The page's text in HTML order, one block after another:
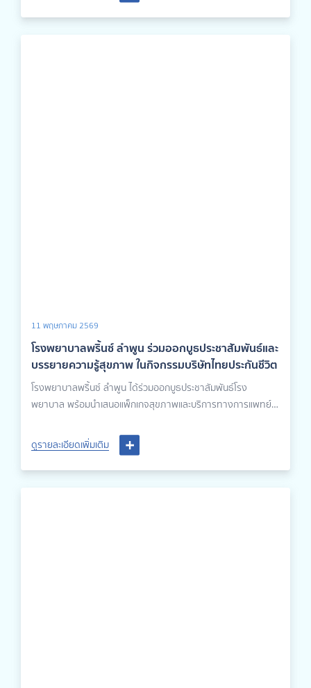
11 พฤษภาคม 2569
โรงพยาบาลพริ้นซ์ ลำพูน ร่วมออกบูธประชาสัมพันธ์และ
บรรยายความรู้สุขภาพ ในกิจกรรมบริษัทไทยประกันชีวิต
โรงพยาบาลพริ้นซ์ ลำพูน ได้ร่วมออกบูธประชาสัมพันธ์โรง
พยาบาล พร้อมนำเสนอแพ็กเกจสุขภาพและบริการทางการแพทย์
ดูแลสุขภาพเชิงป้องกันให้แก่ผู้ร่วมงาน
ดูรายละเอียดเพิ่มเติม